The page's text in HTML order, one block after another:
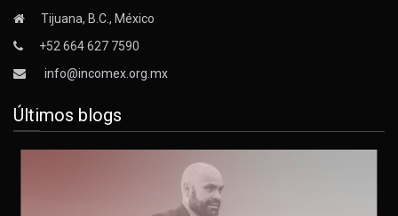
Tijuana, B.C., México
+52 664 627 7590
info@incomex.org.mx
Últimos blogs